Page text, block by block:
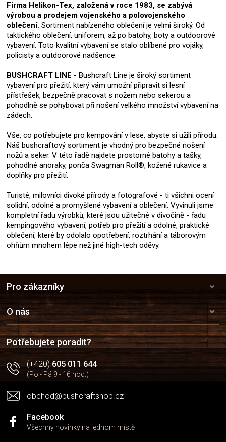
Firma Helikon-Tex, založená v roce 1983, se zabývá
výrobou a prodejem vojenského a polovojenského
oblečení. Sortiment nabízeného oblečení je velmi široký. Od
taktického oblečení, uniforem, až po batohy, boty a outdoorové
vybavení. Toto kvalitní vybavení se stalo oblíbené pro vojáky,
policisty a outdoorové nadšence.
BUSHCRAFT LINE - Bushcraft Line je široký sortiment
vybavení pro přežití, který vám umožní připravit si lesní
přístřešek, bezpečně pracovat s nožem nebo sekerou a
pohodlně se pohybovat při nošení velkého množství vybavení na
zádech.
Vše, co potřebujete pro kempování v lese, abyste si užili přírodu.
Náš bushcraftový sortiment je vhodný pro bezpečné nošení
nožů a seker. V této řadě najdete prostorné batohy a tašky,
pohodlné anoraky, ponča Swagman Roll®, kožené rukavice a
doplňky pro přežití.
Turisté, milovníci divoké přírody a fotografové - ti všichni ocení
solidní, odolné a promyšlené vybavení a oblečení. Vyvinuli jsme
kompletní řadu výrobků, které jsou užitečné v divočině - řadu
kempingového vybavení, potřeb pro přežití a odolné, praktické
oblečení, které by odolalo opotřebení, roztrhání a táborovým
ohňům mnohem lépe než jiné high-tech oděvy.
a
t
í
Pro zákazníky
O nás
Potřebujete poradit?
(+420)605 011 644
(Po - Pá 9 - 16 hod.)
obchod@bushcraftshop.cz
Facebook
Všechny novinky na jednom místě